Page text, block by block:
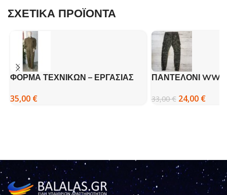
ΣΧΕΤΙΚΑ ΠΡΟΪΟΝΤΑ
ΦΟΡΜΑ ΤΕΧΝΙΚΩΝ – ΕΡΓΑΣΙΑΣ
35,00 €
ΠΑΝΤΕΛΟΝΙ
MORO
33,00€ 24,00 €